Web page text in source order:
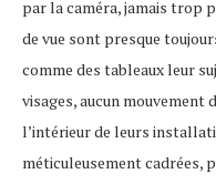
par la caméra, jamais trop
de vue sont presque
comme des tableaux leur
visages, aucun mouvement
l’intérieur de leurs
méticuleusement cadrées,